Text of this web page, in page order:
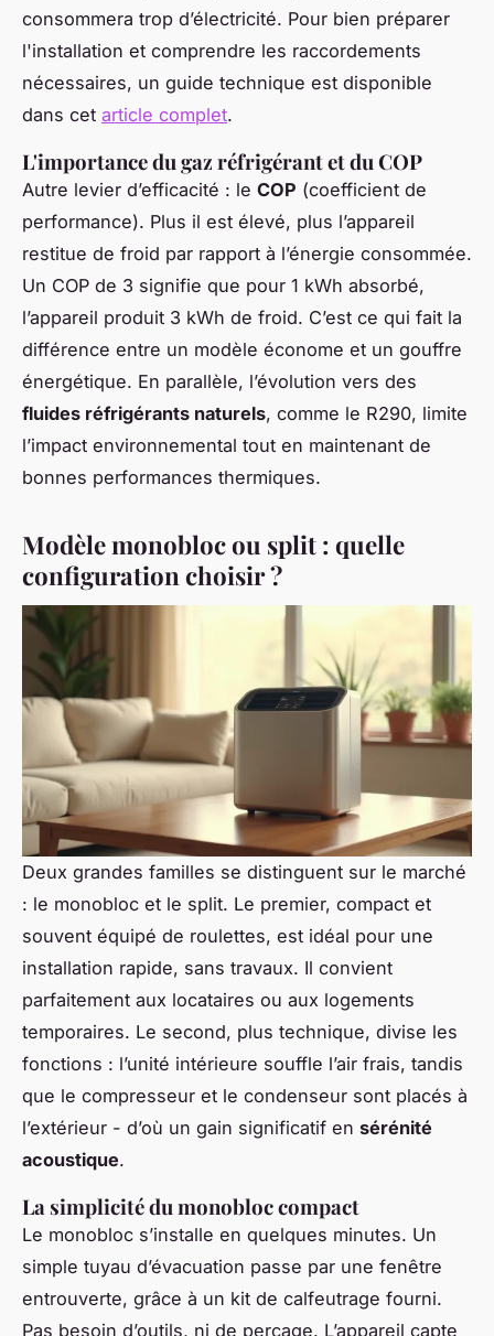
consommera trop d’électricité. Pour bien préparer
l'installation et comprendre les raccordements
nécessaires, un guide technique est disponible
dans cet article complet.
L'importance du gaz réfrigérant et du COP
Autre levier d’efficacité : le COP (coefficient de
performance). Plus il est élevé, plus l’appareil
restitue de froid par rapport à l’énergie consommée.
Un COP de 3 signifie que pour 1 kWh absorbé,
l’appareil produit 3 kWh de froid. C’est ce qui fait la
différence entre un modèle économe et un gouffre
énergétique. En parallèle, l’évolution vers des
fluides réfrigérants naturels, comme le R290, limite
l’impact environnemental tout en maintenant de
bonnes performances thermiques.
Modèle monobloc ou split : quelle
configuration choisir ?
Deux grandes familles se distinguent sur le marché
: le monobloc et le split. Le premier, compact et
souvent équipé de roulettes, est idéal pour une
installation rapide, sans travaux. Il convient
parfaitement aux locataires ou aux logements
temporaires. Le second, plus technique, divise les
fonctions : l’unité intérieure souffle l’air frais, tandis
que le compresseur et le condenseur sont placés à
l’extérieur - d’où un gain significatif en sérénité
acoustique.
La simplicité du monobloc compact
Le monobloc s’installe en quelques minutes. Un
simple tuyau d’évacuation passe par une fenêtre
entrouverte, grâce à un kit de calfeutrage fourni.
Pas besoin d’outils, ni de perçage. L’appareil capte